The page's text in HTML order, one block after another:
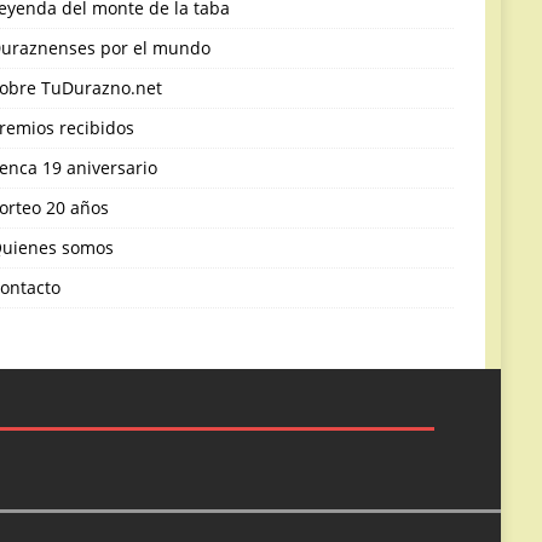
del monte de la taba
por el mundo
TuDurazno.net
recibidos
19 aniversario
20 años
somos